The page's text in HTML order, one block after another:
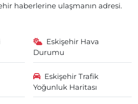
haberlerine ulaşmanın adresi.
Eskişehir Hava
Durumu
Eskişehir Trafik
Yoğunluk Haritası